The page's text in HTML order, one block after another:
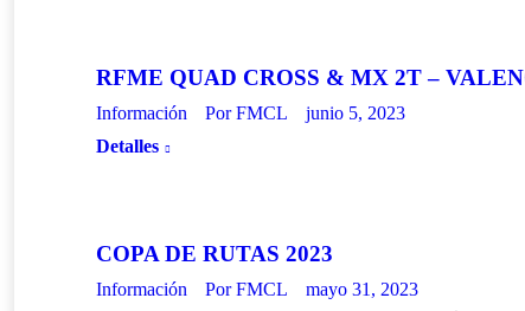
RFME QUAD CROSS & MX 2T –
Información PorFMCL
junio 5, 2023
Detalles
COPA DE RUTAS 2023
Información PorFMCL
mayo 31, 2023